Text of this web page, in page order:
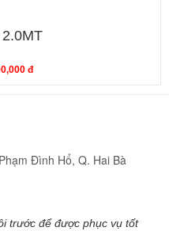
đ
Đình Hổ, Q. Hai Bà
trước để được phục vụ tốt